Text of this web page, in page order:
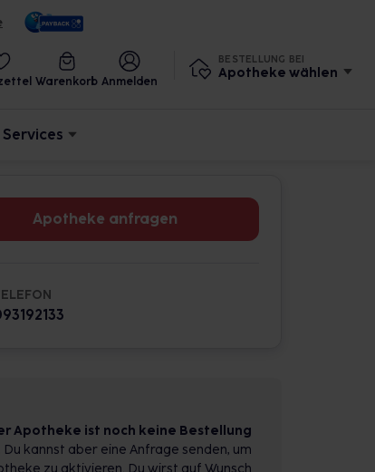
Warenkorb Anmelden
BESTELLUNG BEI
Apotheke wählen
Apotheke anfragen
Apotheke ist noch keine Bestellung
Du kannst aber eine Anfrage senden, um
zu aktivieren. Du wirst auf Wunsch